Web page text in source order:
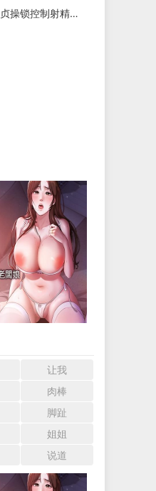
开发女友成女王调教我（贞操锁控制射精调教）
让我
肉棒
脚趾
姐姐
说道